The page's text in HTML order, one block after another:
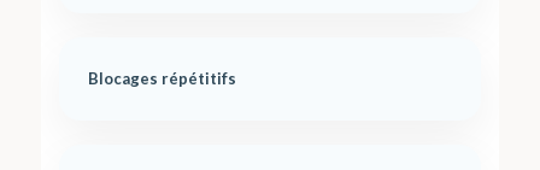
Blocages répétitifs